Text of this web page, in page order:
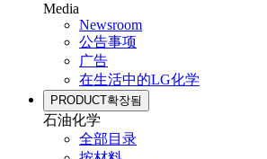
Media
Newsroom
公告事项
广告
在生活中的LG化学
PRODUCT확장됨
石油化学
全部目录